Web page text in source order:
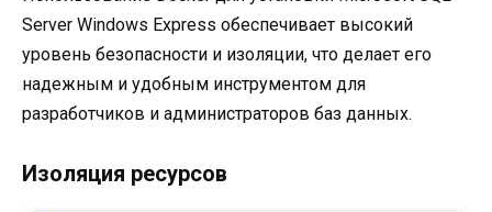
Server Windows Express обеспечивает высокий
уровень безопасности и изоляции, что делает его
надежным и удобным инструментом для
разработчиков и администраторов баз данных.
Изоляция ресурсов